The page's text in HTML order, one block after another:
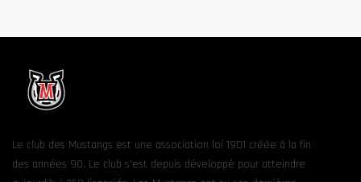
Le club des Mustangs est une association loi 1901 créée à la fin
des années 90. Le club s’est depuis développé pour atteindre